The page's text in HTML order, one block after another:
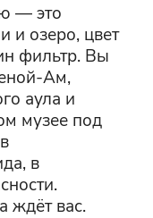
— это
и озеро, цвет
фильтр. Вы
Ам,
аула и
музее под
в
ждёт вас.